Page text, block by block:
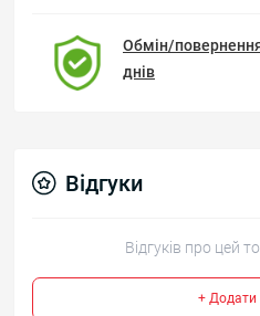
Обмін/
днів
Відгуки
Відгуків про цей
+ Додати